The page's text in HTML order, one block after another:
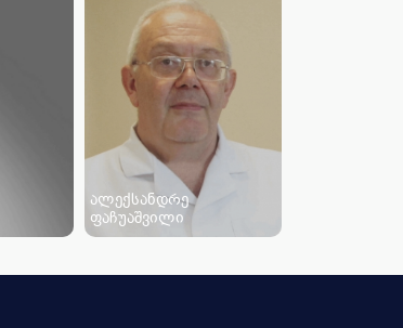
ალექსანდრე
ფაჩუაშვილი